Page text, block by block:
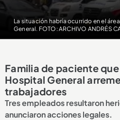
La situación habría ocurrido en el
General. FOTO: ARCHIVO ANDRÉS
Familia de paciente
Hospital General
trabajadores
Tres empleados resultaron
anunciaron acciones legales.